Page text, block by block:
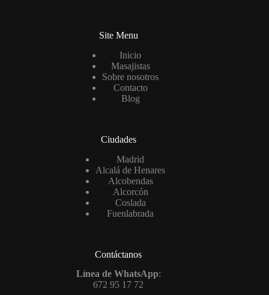
Site Menu
Inicio
Masajistas
Sobre nosotros
Contacto
Blog
Ciudades
Madrid
Alcalá de Henares
Alcobendas
Alcorcón
Coslada
Fuenlabrada
Contáctanos
Línea de WhatsApp:
672 95 17 72